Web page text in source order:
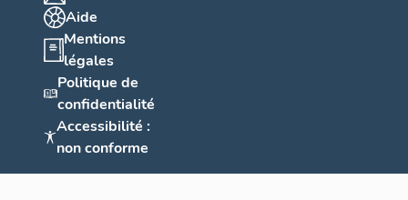
Aide
Mentions
légales
Politique de
confidentialité
Accessibilité :
non conforme